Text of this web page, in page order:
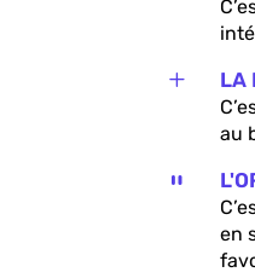
L LA
au
`
en